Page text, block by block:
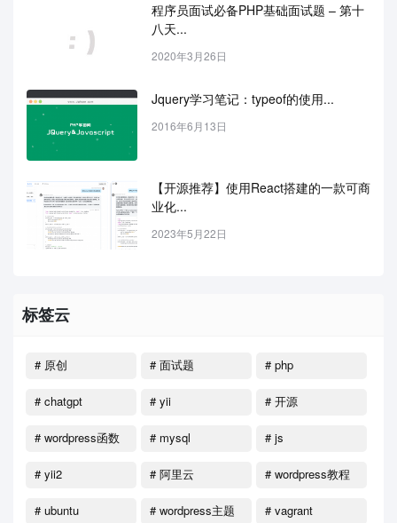
程序员面试必备PHP基础面试题 – 第十
八天...
2020年3月26日
Jquery学习笔记：typeof的使用...
2016年6月13日
【开源推荐】使用React搭建的一款可商
业化...
2023年5月22日
标签云
# 原创 # 面试题 # php
# chatgpt # yii # 开源
# wordpress函数 # mysql # js
# yii2 # 阿里云 # wordpress教程
# ubuntu # wordpress主题 # vagrant